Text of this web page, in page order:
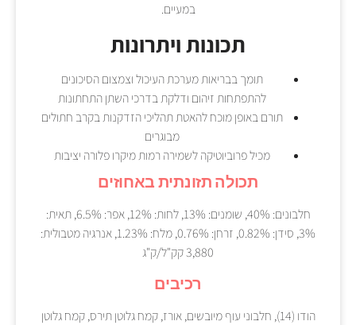
במעיים.
תכונות ויתרונות
תומך בבריאות מערכת העיכול וצמצום הסיכונים
להתפתחות זיהום ודלקת בדרכי השתן התחתונות
תורם באופן מוכח להאטת תהליכי הזדקנות בקרב חתולים
מבוגרים
מכיל פרוביוטיקה לשמירה רמות מיקרו פלורה יציבות
תכולה תזונתית באחוזים
חלבונים: 40%, שומנים: 13%, לחות: 12%, אפר: 6.5%, תאית:
3%, סידן: 0.82%, זרחן: 0.76%, מלח: 1.23%, אנרגיה מטבולית:
3,880 קק"ל/ק"ג
רכיבים
הודו (14), חלבוני עוף מיובשים, אורז, קמח גלוטן תירס, קמח גלוטן